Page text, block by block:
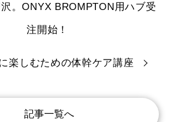
。ONYX BROMPTON用ハブ受
注開始！
楽しむための体幹ケア講座
記事一覧へ